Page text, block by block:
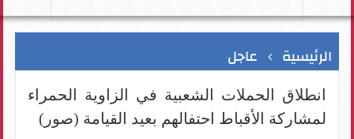
الرئيسية عاجل
انطلاق الحملات الشعبية في الزاوية الحمراء
لمشاركة الأقباط احتفالهم بعيد القيامة (صور)